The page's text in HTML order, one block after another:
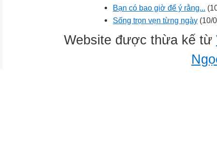
Bạn có bao giờ để ý rằng...
Sống trọn vẹn từng ngày (10/
Website được thừa kế từ